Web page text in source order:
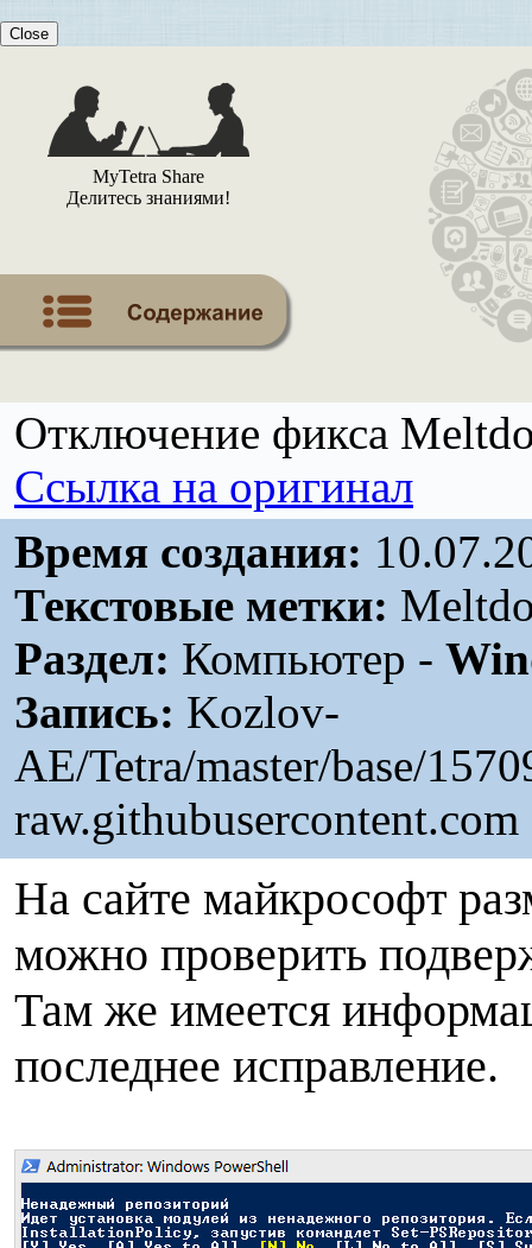
Close
MyTetra Share
Делитесь знаниями!
Отключение фикса
Ссылка на оригинал
Время создания:
Текстовые метки:
Раздел: Компьютер -
Запись: Kozlov-
AE/Tetra/master/base/
raw.githubusercontent.com
На сайте майкрософт
можно проверить
Там же имеется
последнее исправление.